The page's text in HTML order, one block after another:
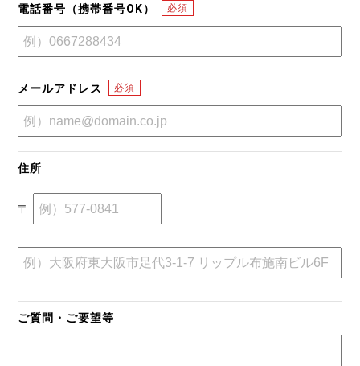
電話番号（携帯番号OK）
メールアドレス
住所
〒
ご質問・ご要望等